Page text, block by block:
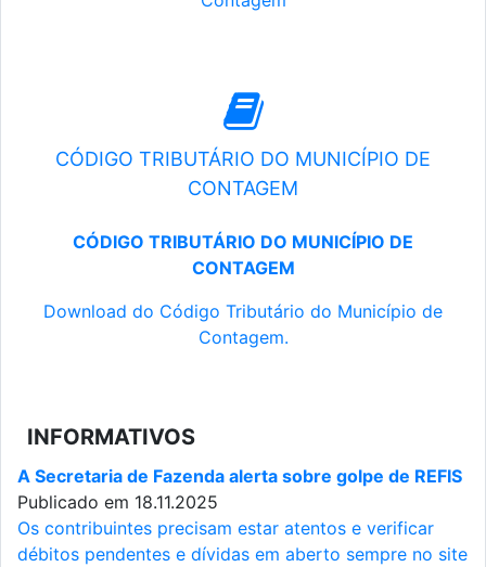
CÓDIGO TRIBUTÁRIO DO MUNICÍPIO DE
CONTAGEM
CÓDIGO TRIBUTÁRIO DO MUNICÍPIO DE
CONTAGEM
Download do Código Tributário do Município de
Contagem.
INFORMATIVOS
A Secretaria de Fazenda alerta sobre golpe de REFIS
Publicado em 18.11.2025
Os contribuintes precisam estar atentos e verificar
débitos pendentes e dívidas em aberto sempre no site